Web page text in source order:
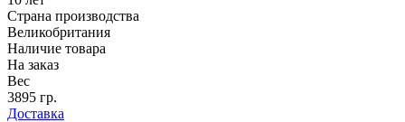
Страна производства
Великобритания
Наличие товара
На заказ
Вес
3895 гр.
Доставка